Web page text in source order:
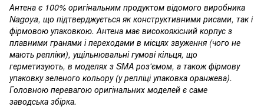
Антена є 100% оригінальним продуктом відомого виробника
Nagoya, що підтверджується як конструктивними рисами, так і
фірмовою упаковкою. Антена має високоякісний корпус з
плавними гранями і переходами в місцях звуження (чого не
мають репліки), ущільнювальні гумові кільця, що
герметизують, в моделях з SMA роз'ємом, а також фірмову
упаковку зеленого кольору (у репліці упаковка оранжева).
Головною перевагою оригінальних моделей є саме
заводська збірка.